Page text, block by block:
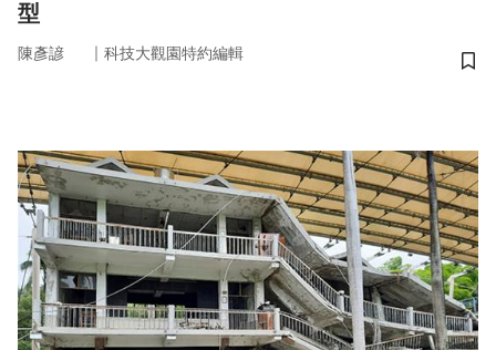
型
陳彥諺 ｜ 科技大觀園特約編輯
儲